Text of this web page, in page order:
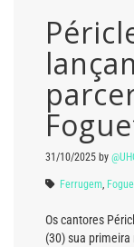
31/10/2025 by
Ferrugem
Os cantores
(30) sua